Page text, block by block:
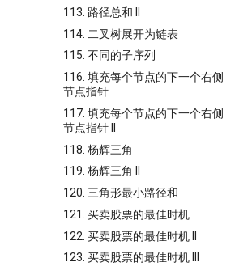
113. 路径总和 II
114. 二叉树展开为链表
115. 不同的子序列
116. 填充每个节点的下一个右侧
节点指针
117. 填充每个节点的下一个右侧
节点指针 II
118. 杨辉三角
119. 杨辉三角 II
120. 三角形最小路径和
121. 买卖股票的最佳时机
122. 买卖股票的最佳时机 II
123. 买卖股票的最佳时机 III